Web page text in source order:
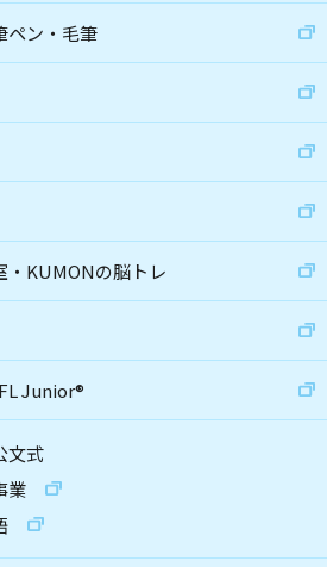
ペン・毛筆
・KUMONの脳トレ
Junior®
文式
業